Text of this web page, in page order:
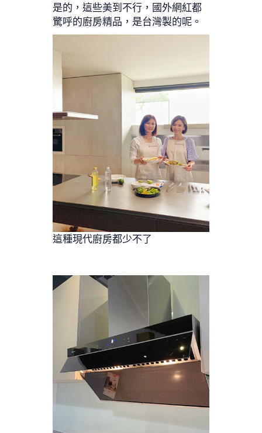
是的，這些美到不行，國外網紅都
驚呼的廚房精品，是台灣製的呢。
這種現代廚房都少不了